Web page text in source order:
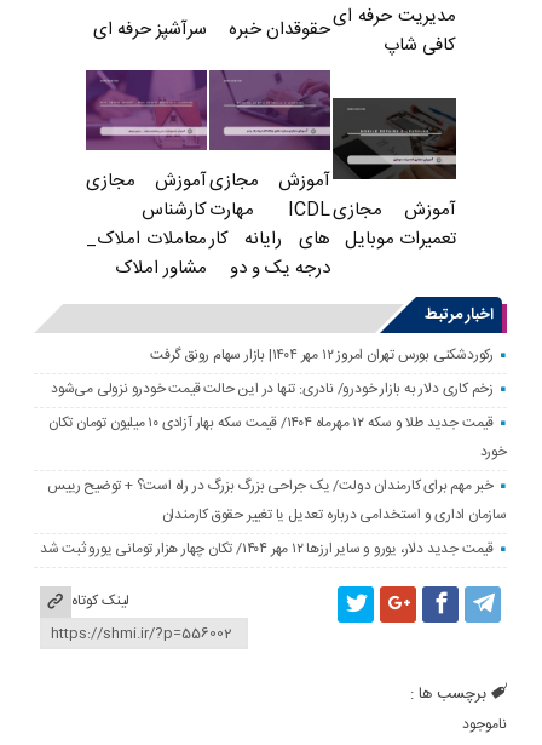
مدیریت حرفه ای
کافی شاپ
حقوقدان خبره سرآشپز حرفه ای
آموزش مجازی
تعمیرات موبایل
آموزش مجازی
ICDL مهارت
های رایانه کار
درجه یک و دو
آموزش مجازی
کارشناس
معاملات املاک_
مشاور املاک
اخبار مرتبط
رکوردشکنی بورس تهران امروز ۱۲ مهر ۱۴۰۴| بازار سهام رونق گرفت
زخم کاری دلار به بازار خودرو/ نادری: تنها در این حالت قیمت خودرو نزولی می‌شود
قیمت جدید طلا و سکه ۱۲ مهرماه ۱۴۰۴/ قیمت سکه بهار آزادی ۱۰ میلیون تومان تکان
خورد
خبر مهم برای کارمندان دولت/ یک جراحی بزرگ بزرگ در راه است؟ + توضیح رییس
سازمان اداری و استخدامی درباره تعدیل یا تغییر حقوق کارمندان
قیمت جدید دلار، یورو و سایر ارزها ۱۲ مهر ۱۴۰۴/ تکان چهار هزار تومانی یورو ثبت شد
لینک کوتاه
برچسب ها :
ناموجود